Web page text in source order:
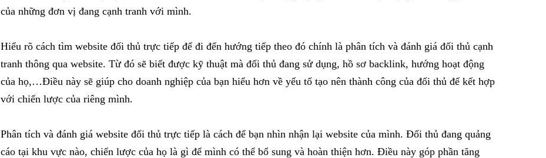
của những đơn vị đang cạnh tranh với mình.
Hiểu rõ cách tìm website đối thủ trực tiếp để đi đến hướng tiếp theo đó chính là phân tích và đánh giá đối thủ cạnh
tranh thông qua website. Từ đó sẽ biết được kỹ thuật mà đối thủ đang sử dụng, hồ sơ backlink, hướng hoạt động
của họ,…Điều này sẽ giúp cho doanh nghiệp của bạn hiểu hơn về yếu tố tạo nên thành công của đối thủ để kết hợp
với chiến lược của riêng mình.
Phân tích và đánh giá website đối thủ trực tiếp là cách để bạn nhìn nhận lại website của mình. Đối thủ đang quảng
cáo tại khu vực nào, chiến lược của họ là gì để mình có thể bổ sung và hoàn thiện hơn. Điều này góp phần tăng